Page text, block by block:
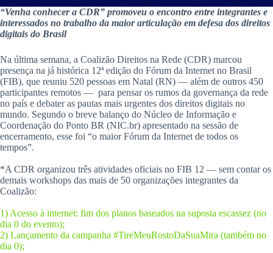
“Venha conhecer a CDR” promoveu o encontro entre integrantes e
interessados no trabalho da maior articulação em defesa dos direitos
digitais do Brasil
Na última semana, a Coalizão Direitos na Rede (CDR) marcou
presença na já histórica 12ª edição do Fórum da Internet no Brasil
(FIB), que reuniu 520 pessoas em Natal (RN) — além de outros 450
participantes remotos — para pensar os rumos da governança da rede
no país e debater as pautas mais urgentes dos direitos digitais no
mundo. Segundo o breve balanço do Núcleo de Informação e
Coordenação do Ponto BR (NIC.br) apresentado na sessão de
encerramento, esse foi “o maior Fórum da Internet de todos os
tempos”.
*A CDR organizou três atividades oficiais no FIB 12 — sem contar os
demais workshops das mais de 50 organizações integrantes da
Coalizão:
1) Acesso à internet: fim dos planos baseados na suposta escassez (no
dia 0 do evento);
2) Lançamento da campanha #TireMeuRostoDaSuaMira (também no
dia 0);